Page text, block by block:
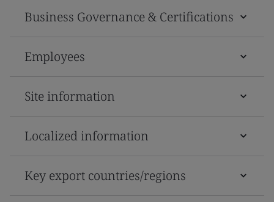
Business Governance & Certifications
Employees
Site information
Localized information
Key export countries/regions